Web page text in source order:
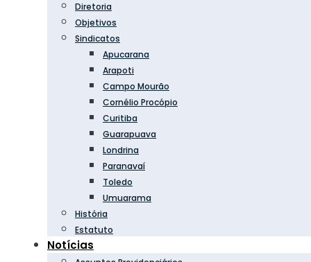
Diretoria
Objetivos
Sindicatos
Apucarana
Arapoti
Campo Mourão
Cornélio Procópio
Curitiba
Guarapuava
Londrina
Paranavaí
Toledo
Umuarama
História
Estatuto
Notícias